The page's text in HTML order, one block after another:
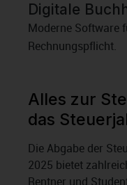
Digitale
Moderne Software
Rechnungspflicht.
Alles zur
das
Die Abgabe der
2025 bietet
Rentner und